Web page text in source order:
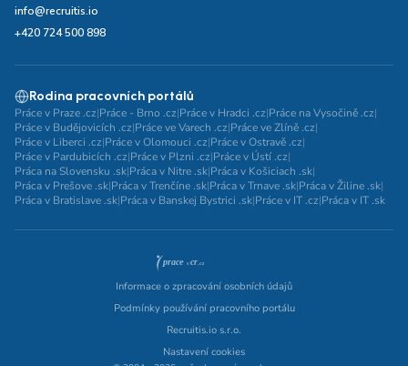
info@recruitis.io
+420 724 500 898
Rodina pracovních portálů
Práce v Praze .cz|Práce - Brno .cz|Práce v Hradci .cz|Práce na Vysočině .cz|
Práce v Budějovicích .cz|Práce ve Varech .cz|Práce ve Zlíně .cz|
Práce v Liberci .cz|Práce v Olomouci .cz|Práce v Ostravě .cz|
Práce v Pardubicích .cz|Práce v Plzni .cz|Práce v Ústí .cz|
Práca na Slovensku .sk|Práca v Nitre .sk|Práca v Košiciach .sk|
Práca v Prešove .sk|Práca v Trenčíne .sk|Práca v Trnave .sk|Práca v Žiline .sk|
Práca v Bratislave .sk|Práca v Banskej Bystrici .sk|Práce v IT .cz|Práca v IT .sk
Informace o zpracování osobních údajů
Podmínky používání pracovního portálu
Recruitis.io s.r.o.
Nastavení cookies